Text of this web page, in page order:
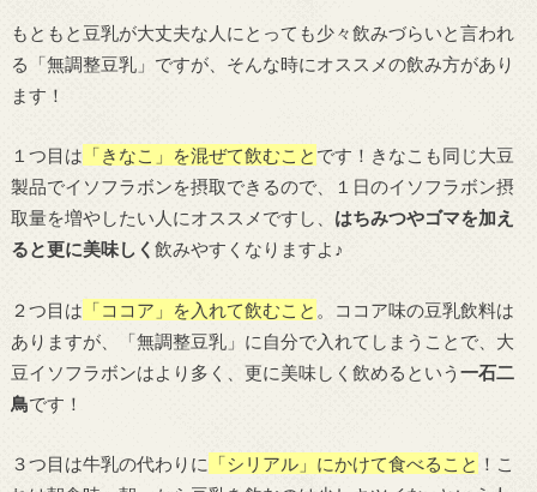
もともと豆乳が大丈夫な人にとっても少々飲みづらいと言われ
る「無調整豆乳」ですが、そんな時にオススメの飲み方があり
ます！
１つ目は 「きなこ」を混ぜて飲むこと です！きなこも同じ大豆
製品でイソフラボンを摂取できるので、１日のイソフラボン摂
取量を増やしたい人にオススメですし、 はちみつやゴマを加え
ると更に美味しく 飲みやすくなりますよ♪
２つ目は 「ココア」を入れて飲むこと 。ココア味の豆乳飲料は
ありますが、「無調整豆乳」に自分で入れてしまうことで、大
豆イソフラボンはより多く、更に美味しく飲めるという 一石二
鳥です！
３つ目は牛乳の代わりに 「シリアル」にかけて食べること ！こ